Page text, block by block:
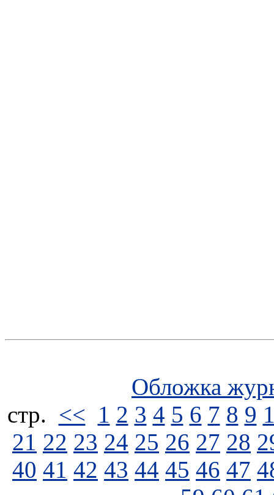
Обложка
стp. << 1 2 3 4 5 6 7 8 9
21 22 23 24 25 26 27 28
40 41 42 43 44 45 46 47